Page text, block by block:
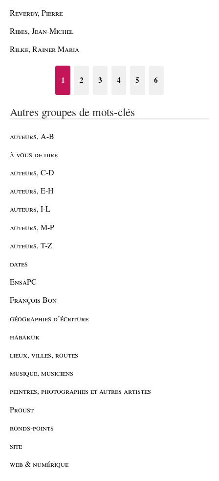
Reverdy, Pierre
Ribes, Jean-Michel
Rilke, Rainer Maria
1 2 3 4 5 6
Autres groupes de mots-clés
auteurs, A-B
à vous de dire
auteurs, C-D
auteurs, E-H
auteurs, I-L
auteurs, M-P
auteurs, T-Z
dates
EnsaPC
François Bon
géographies d’écriture
habakuk
lieux, villes, routes
musique, musiciens
peintres, photographes et autres artistes
Proust
ronds-points
site
web & numérique